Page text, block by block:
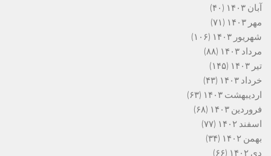
آبان ۱۴۰۳
(۴۰)
مهر ۱۴۰۳
(۷۱)
شهریور ۱۴۰۳
(۱۰۶)
مرداد ۱۴۰۳
(۸۸)
تیر ۱۴۰۳
(۱۴۵)
خرداد ۱۴۰۳
(۴۳)
اردیبهشت ۱۴۰۳
(۶۳)
فروردین ۱۴۰۳
(۶۸)
اسفند ۱۴۰۲
(۷۷)
بهمن ۱۴۰۲
(۳۴)
دی ۱۴۰۲
(۶۶)